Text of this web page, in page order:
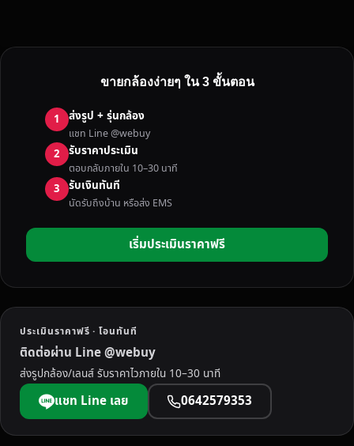
ล้
มื
อ
ส
อ
ง
ทั่
เ
ท
ศ
ห้
ร
า
ค
า
ขายกล้องง่ายๆ ใน 3 ขั้นตอน
1 ส่งรูป + รุ่นกล้อง
แชท Line @webuy
2 รับราคาประเมิน
ตอบกลับภายใน 10–30 นาที
3 รับเงินทันที
นัดรับถึงบ้าน หรือส่ง EMS
เริ่มประเมินราคาฟรี
ประเมินราคาฟรี · โอนทันที
ติดต่อผ่าน Line @webuy
ส่งรูปกล้อง/เลนส์ รับราคาไวภายใน 10–30 นาที
แชท Line เลย 0642579353